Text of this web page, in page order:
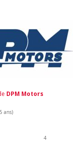
DPM Motors
ans)
4